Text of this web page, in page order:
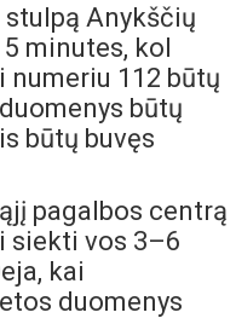
Anykščių
minutes, kol
112 būtų
būtų
būtų buvęs
pagalbos centrą
siekti vos 3–6
kai
duomenys